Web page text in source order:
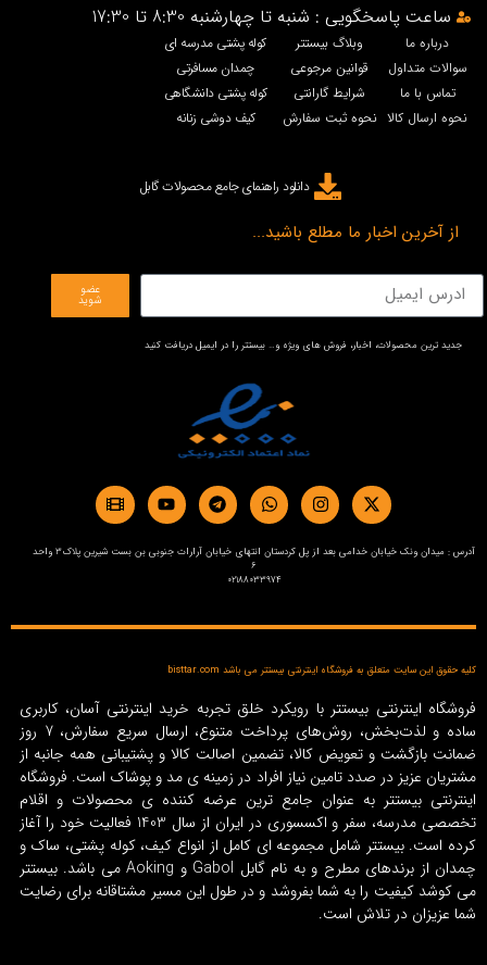
ساعت پاسخگویی : شنبه تا چهارشنبه 8:30 تا 17:30
درباره ما
سوالات متداول
تماس با ما
نحوه ارسال کالا
وبلاگ بیستتر
قوانین مرجوعی
شرایط گارانتی
نحوه ثبت سفارش
کوله پشتی مدرسه ای
چمدان مسافرتی
کوله پشتی دانشگاهی
کیف دوشی زنانه
دانلود راهنمای جامع محصولات گابل
از آخرین اخبار ما مطلع باشید...
عضو
شوید
جدید ترین محصولات، اخبار، فروش های ویژه و… بیستتر را در ایمیل دریافت کنید
آدرس : میدان ونک خیابان خدامی بعد از پل کردستان انتهای خیابان آرارات جنوبی بن بست شیرین پلاک3 واحد
6
02188033974
کلیه حقوق این سایت متعلق به فروشگاه اینترنتی بیستتر می باشد bisttar.com
فروشگاه اینترنتی بیستتر با رویکرد خلق تجربه خرید اینترنتی آسان، کاربری
ساده و لذت‌بخش، روش‌های پرداخت متنوع، ارسال سریع سفارش، 7 روز
ضمانت بازگشت و تعویض کالا، تضمین اصالت کالا و پشتیبانی همه جانبه از
مشتریان عزیز در صدد تامین نیاز افراد در زمینه‌ ی مد و پوشاک است. فروشگاه
اینترنتی بیستتر به عنوان جامع ترین عرضه کننده ی محصولات و اقلام
تخصصی مدرسه، سفر و اکسسوری در ایران از سال 1403 فعالیت خود را آغاز
کرده است. بیستتر شامل مجموعه ای کامل از انواع کیف، کوله پشتی، ساک و
چمدان از برندهای مطرح و به نام گابل Gabol و Aoking می باشد. بیستتر
می کوشد کیفیت را به شما بفروشد و در طول این مسیر مشتاقانه برای رضایت
شما عزیزان در تلاش است.